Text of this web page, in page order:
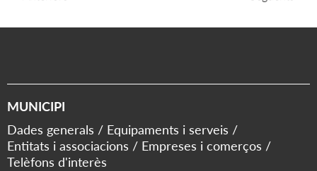
MUNICIPI
Dades generals
Equipaments i serveis
Entitats i associacions
Empreses i comerços
Telèfons d'interès